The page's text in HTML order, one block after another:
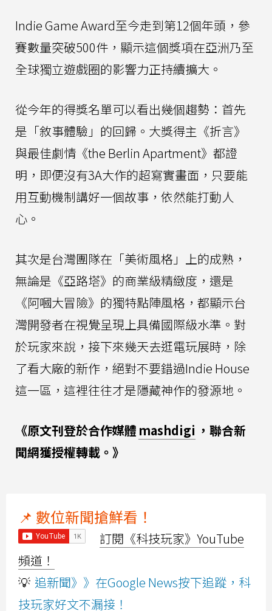
Indie Game Award至今走到第12個年頭，參
賽數量突破500件，顯示這個獎項在亞洲乃至
全球獨立遊戲圈的影響力正持續擴大。
從今年的得獎名單可以看出幾個趨勢：首先
是「敘事體驗」的回歸。大獎得主《折言》
與最佳劇情《the Berlin Apartment》都證
明，即便沒有3A大作的超寫實畫面，只要能
用互動機制講好一個故事，依然能打動人
心。
其次是台灣團隊在「美術風格」上的成熟，
無論是《亞路塔》的商業級精緻度，還是
《阿嘓大冒險》的獨特點陣風格，都顯示台
灣開發者在視覺呈現上具備國際級水準。對
於玩家來說，接下來幾天去逛電玩展時，除
了看大廠的新作，絕對不要錯過Indie House
這一區，這裡往往才是隱藏神作的發源地。
《原文刊登於合作媒體 mashdigi ，聯合新
聞網獲授權轉載。》
📌 數位新聞搶鮮看！
訂閱《科技玩家》YouTube
頻道！
💡 追新聞》》在Google News按下追蹤，科
技玩家好文不漏接！